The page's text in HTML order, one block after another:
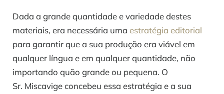
Dada a grande quantidade e variedade destes
materiais, era necessária uma estratégia editorial
para garantir que a sua produção era viável em
qualquer língua e em qualquer quantidade, não
importando quão grande ou pequena. O
Sr. Miscavige concebeu essa estratégia e a sua